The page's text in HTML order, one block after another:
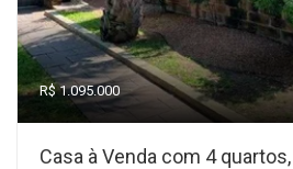
R$ 1.095.000
Casa à Venda com 4